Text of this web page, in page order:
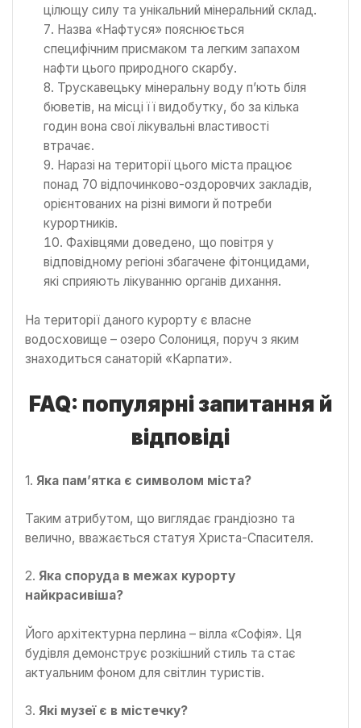
цілющу силу та унікальний мінеральний склад.
Назва «Нафтуся» пояснюється
специфічним присмаком та легким запахом
нафти цього природного скарбу.
Трускавецьку мінеральну воду п’ють біля
бюветів, на місці її видобутку, бо за кілька
годин вона свої лікувальні властивості
втрачає.
Наразі на території цього міста працює
понад 70 відпочинково-оздоровчих закладів,
орієнтованих на різні вимоги й потреби
курортників.
Фахівцями доведено, що повітря у
відповідному регіоні збагачене фітонцидами,
які сприяють лікуванню органів дихання.
На території даного курорту є власне
водосховище – озеро Солониця, поруч з яким
знаходиться санаторій «Карпати».
FAQ: популярні запитання й
відповіді
1. Яка пам’ятка є символом міста?
Таким атрибутом, що виглядає грандіозно та
велично, вважається статуя Христа-Спасителя.
2. Яка споруда в межах курорту
найкрасивіша?
Його архітектурна перлина – вілла «Софія». Ця
будівля демонструє розкішний стиль та стає
актуальним фоном для світлин туристів.
3. Які музеї є в містечку?